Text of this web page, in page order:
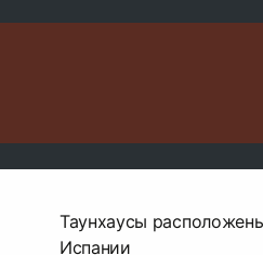
Таунхаусы
Испании